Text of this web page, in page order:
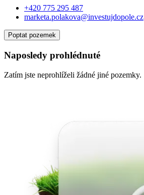
+420 775 295 487
marketa.polakova@investujdopole.cz
Poptat pozemek
Naposledy prohlédnuté
Zatím jste neprohlíželi žádné jiné pozemky.